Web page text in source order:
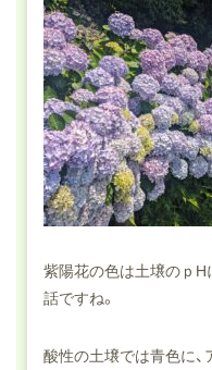
紫陽花の色は土壌のｐ
話ですね。
酸性の土壌では青色に